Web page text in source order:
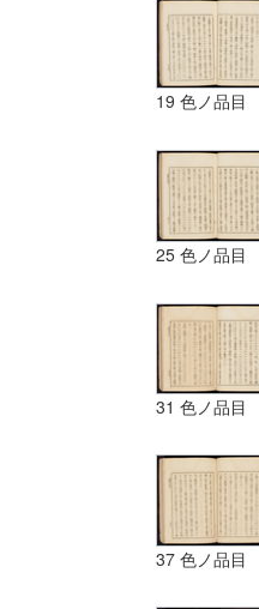
19 色ノ品目
25 色ノ品目
31 色ノ品目
37 色ノ品目